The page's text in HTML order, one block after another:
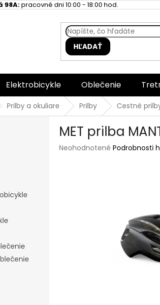
98A:pracovné dni 10:00 - 18:00 hod.
HĽADAŤ
Elektrobicykle Oblečenie
Prilby a okuliare Prilby Cestné
MET prilba
Priemerné
Neohodnotené Podrobnosti